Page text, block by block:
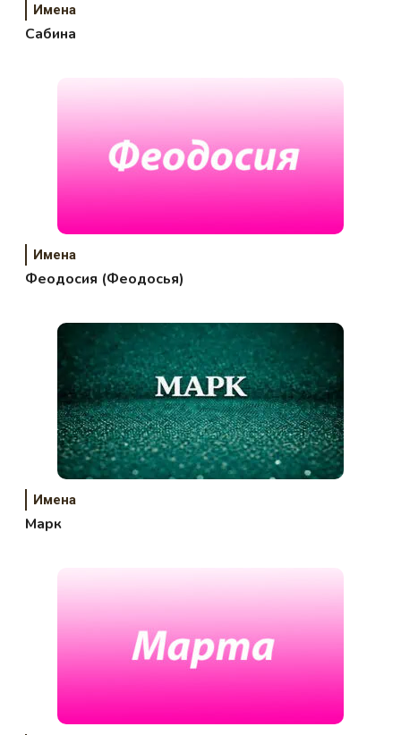
Имена
Сабина
Имена
Феодосия (Феодосья)
Имена
Марк